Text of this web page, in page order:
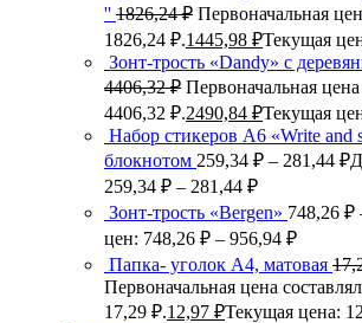
'' 1826,24₽ Первоначальная
1826,24 ₽.1445,98 ₽Текущая
Зонт-трость «Dandy» с
4406,32₽ Первоначальная цена
4406,32 ₽.2490,84 ₽Текущая
Набор стикеров А6 «Write and
блокнотом 259,34 ₽ – 281,44 ₽
259,34 ₽ – 281,44 ₽
Зонт-трость «Bergen» 748,26 ₽
цен: 748,26 ₽ – 956,94 ₽
Папка- уголок А4, матовая
Первоначальная цена
17,29 ₽.12,97 ₽Текущая цена: